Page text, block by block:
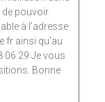
de pouvoir
à l'adresse
ainsi qu'au
06 29 Je vous
Bonne